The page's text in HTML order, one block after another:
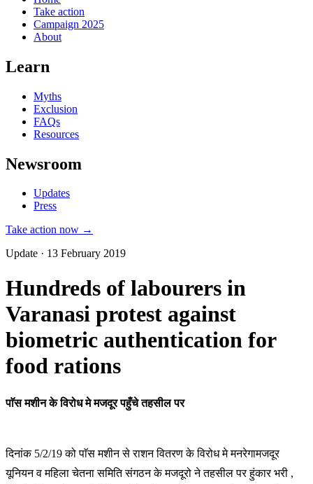
Take action
Campaign 2025
About
Learn
Myths
Exclusion
FAQs
Resources
Newsroom
Updates
Press
Take action now →
Update · 13 February 2019
Hundreds of labourers in
Varanasi protest against
biometric authentication for
food rations
पाॅस मशीन के विरोध मे मजदूर पहुँचे तहसील पर
दिनांक 5/2/19 को पाॅस मशीन से राशन वितरण के विरोध मे मनरेगामजदूर
यूनियन व महिला चेतना समिति संगठन के मजदूरो ने तहसील पर हुंकार भरी ,